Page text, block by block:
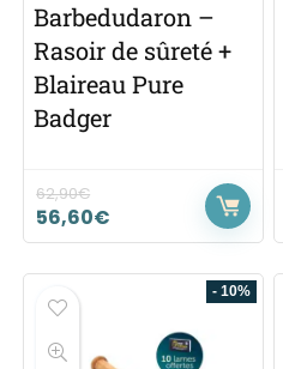
Barbedudaron –
Rasoir de sûreté +
Blaireau Pure
Badger
62,90€
56,60€
- 10%